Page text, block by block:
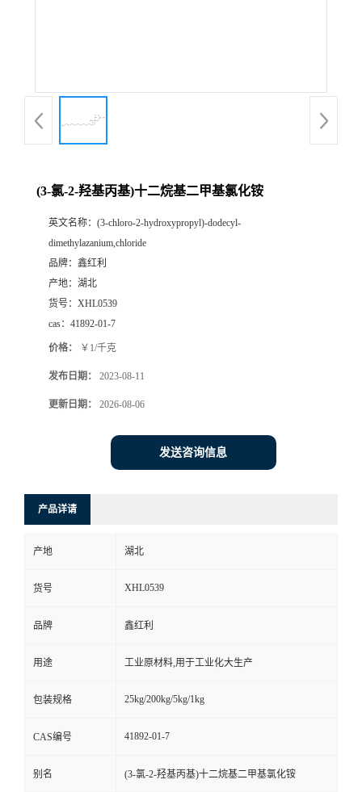
(3-氯-2-羟基丙基)十二烷基二甲基氯化铵
英文名称： (3-chloro-2-hydroxypropyl)-dodecyl-
dimethylazanium,chloride
品牌： 鑫红利
产地： 湖北
货号： XHL0539
cas： 41892-01-7
价格： ￥1/千克
发布日期： 2023-08-11
更新日期： 2026-08-06
发送咨询信息
产品详请
产地 湖北
货号 XHL0539
品牌 鑫红利
用途 工业原材料,用于工业化大生产
包装规格 25kg/200kg/5kg/1kg
CAS编号 41892-01-7
别名 (3-氯-2-羟基丙基)十二烷基二甲基氯化铵